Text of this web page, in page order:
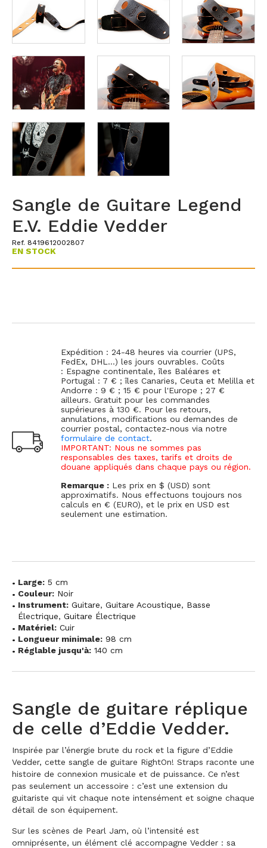
Sangle de Guitare Legend
E.V. Eddie Vedder
Ref. 8419612002807
EN STOCK
Expédition : 24-48 heures via courrier (UPS,
FedEx, DHL...) les jours ouvrables. Coûts
: Espagne continentale, îles Baléares et
Portugal : 7 € ; îles Canaries, Ceuta et Melilla et
Andorre : 9 € ; 15 € pour l'Europe ; 27 €
ailleurs. Gratuit pour les commandes
supérieures à 130 €. Pour les retours,
annulations, modifications ou demandes de
courrier postal, contactez-nous via notre
formulaire de contact.
IMPORTANT: Nous ne sommes pas
responsables des taxes, tarifs et droits de
douane appliqués dans chaque pays ou région.
Remarque : Les prix en $ (USD) sont
approximatifs. Nous effectuons toujours nos
calculs en € (EURO), et le prix en USD est
seulement une estimation.
Large: 5 cm
Couleur: Noir
Instrument: Guitare, Guitare Acoustique, Basse
Électrique, Guitare Électrique
Matériel: Cuir
Longueur minimale: 98 cm
Réglable jusqu'à: 140 cm
Sangle de guitare réplique
de celle d’Eddie Vedder.
Inspirée par l’énergie brute du rock et la figure d’Eddie
Vedder, cette sangle de guitare RightOn! Straps raconte une
histoire de connexion musicale et de puissance. Ce n’est
pas seulement un accessoire : c’est une extension du
guitariste qui vit chaque note intensément et soigne chaque
détail de son équipement.
Sur les scènes de Pearl Jam, où l’intensité est
omniprésente, un élément clé accompagne Vedder : sa